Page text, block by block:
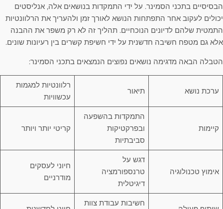
הבסיסיים בתכני הסמינר. על ידי התמקדות בנושאים אלה, אנליסטים
יכולים לעקוב אחר התפתחות הנושא לאורך זמן ולהעריך את הרלוונטיות
התמטית שלהם לדיונים הנוכחיים. תהליך זה לא רק משפר את ההבנה
אלא גם מטפח חשיבה חדשנית על ידי חשיפת קשרים בין רעיונות שונים.
הטבלה הבאה מדגימה נושאים נפוצים הנמצאים בתכני הסמינר:
ערכת נושא תיאור
רלוונטיות למגמות
עכשוויות
קיימות
התמקדות בהשפעה
ובפרקטיקות
סביבתיות
קריטי יותר ויותר
אימוץ טכנולוגיה
דגש על
טרנספורמציה
דיגיטלית
חיוני לעסקים
מודרניים
חשיבות עבודת צוות